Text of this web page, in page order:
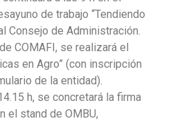
de trabajo “Tendiendo
Consejo de Administración.
COMAFI, se realizará el
en Agro” (con inscripción
de la entidad).
h, se concretará la firma
el stand de OMBU,